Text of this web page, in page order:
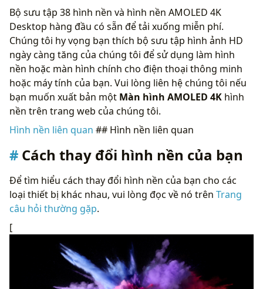
Bộ sưu tập 38 hình nền và hình nền AMOLED 4K
Desktop hàng đầu có sẵn để tải xuống miễn phí.
Chúng tôi hy vọng bạn thích bộ sưu tập hình ảnh HD
ngày càng tăng của chúng tôi để sử dụng làm hình
nền hoặc màn hình chính cho điện thoại thông minh
hoặc máy tính của bạn. Vui lòng liên hệ chúng tôi nếu
bạn muốn xuất bản một Màn hình AMOLED 4K hình
nền trên trang web của chúng tôi.
Hình nền liên quan ## Hình nền liên quan
Cách thay đổi hình nền của bạn
Để tìm hiểu cách thay đổi hình nền của bạn cho các
loại thiết bị khác nhau, vui lòng đọc về nó trên Trang
câu hỏi thường gặp.
[